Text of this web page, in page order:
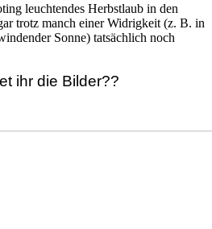
leuchtendes Herbstlaub in den
trotz manch einer Widrigkeit (z. B. in
Sonne) tatsächlich noch
ihr die Bilder??